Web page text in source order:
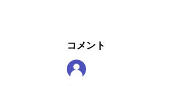
コメント